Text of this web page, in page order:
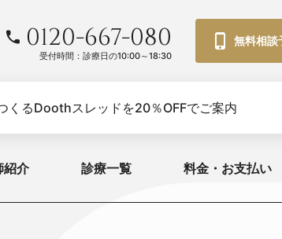
0120-667-080
受付時間：診療日の10:00～18:30
無料相談
くるDoothスレッドを20％OFFでご案内
紹介 診療一覧 料金・お支払い